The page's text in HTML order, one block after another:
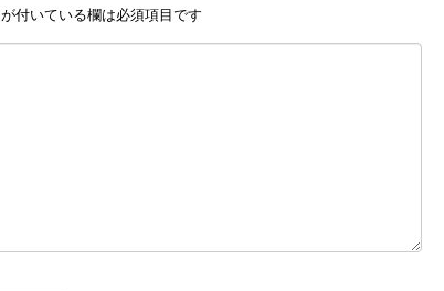
が付いている欄は必須項目です